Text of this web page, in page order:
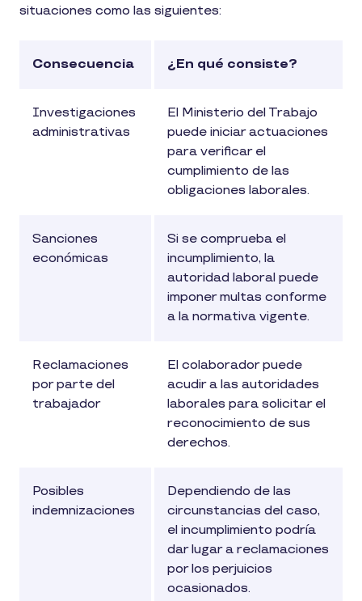
situaciones como las siguientes:
Consecuencia ¿En qué consiste?
Investigaciones
administrativas
El Ministerio del Trabajo
puede iniciar actuaciones
para verificar el
cumplimiento de las
obligaciones laborales.
Sanciones
económicas
Si se comprueba el
incumplimiento, la
autoridad laboral puede
imponer multas conforme
a la normativa vigente.
Reclamaciones
por parte del
trabajador
El colaborador puede
acudir a las autoridades
laborales para solicitar el
reconocimiento de sus
derechos.
Posibles
indemnizaciones
Dependiendo de las
circunstancias del caso,
el incumplimiento podría
dar lugar a reclamaciones
por los perjuicios
ocasionados.